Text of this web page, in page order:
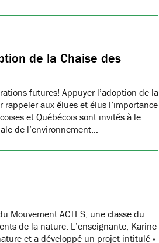
de la Chaise des
futures! Appuyer l’adoption de la
aux élues et élus l’importance
et Québécois sont invités à le
de l’environnement…
Mouvement ACTES, une classe du
de la nature. L’enseignante, Karine
et a développé un projet intitulé «